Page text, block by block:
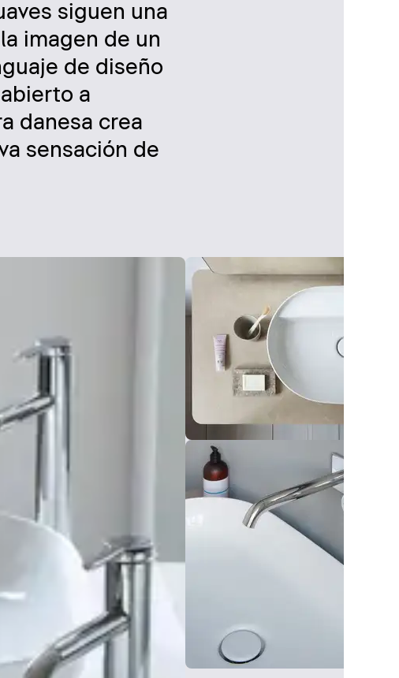
siguen una
imagen de un
de diseño
a
danesa crea
sensación de